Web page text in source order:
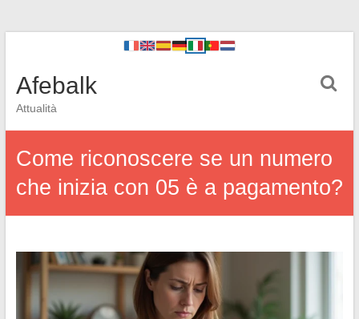
Afebalk
Attualità
Come riconoscere se un numero
che inizia con 05 è a pagamento?